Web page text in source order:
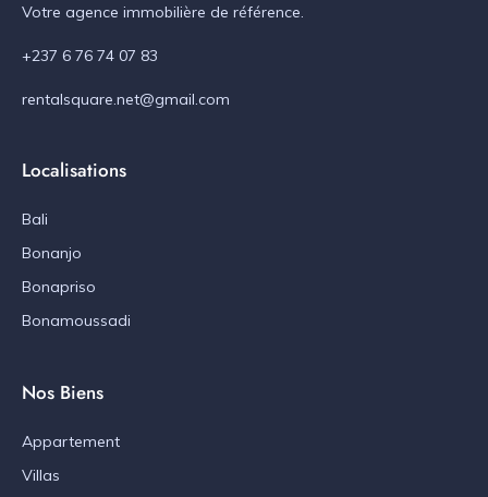
Votre agence immobilière de référence.
+237 6 76 74 07 83
rentalsquare.net@gmail.com
Localisations
Bali
Bonanjo
Bonapriso
Bonamoussadi
Nos Biens
Appartement
Villas